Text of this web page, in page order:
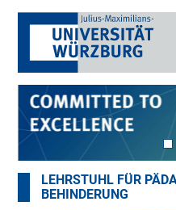
LEHRSTUHL FÜR
BEHINDERUNG